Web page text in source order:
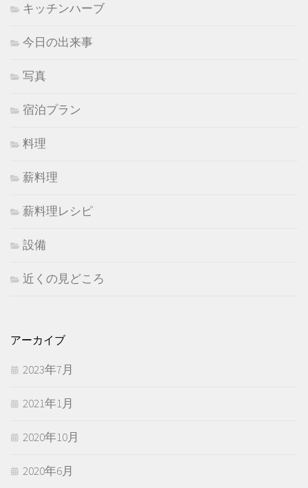
キッチンハーブ
今日の出来事
写真
宿泊プラン
料理
薪料理
薪料理レシピ
設備
近くの見どころ
アーカイブ
2023年7月
2021年1月
2020年10月
2020年6月